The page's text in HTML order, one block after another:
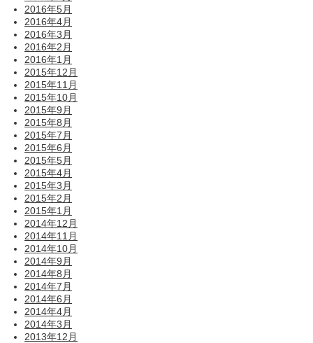
2016年5月
2016年4月
2016年3月
2016年2月
2016年1月
2015年12月
2015年11月
2015年10月
2015年9月
2015年8月
2015年7月
2015年6月
2015年5月
2015年4月
2015年3月
2015年2月
2015年1月
2014年12月
2014年11月
2014年10月
2014年9月
2014年8月
2014年7月
2014年6月
2014年4月
2014年3月
2013年12月